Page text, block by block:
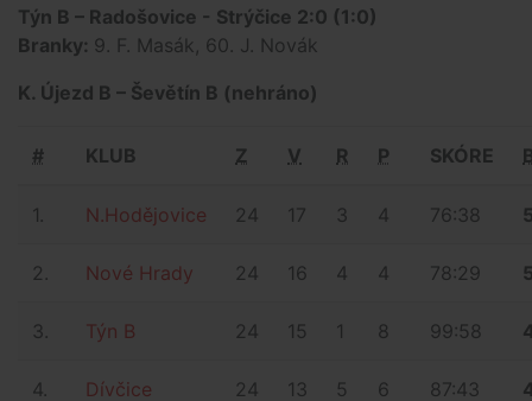
Týn B – Radošovice - Strýčice 2:0 (1:0)
Branky: 9. F. Masák, 60. J. Novák
K. Újezd B – Ševětín B (nehráno)
# KLUB Z V R P SKÓRE
1. N.Hodějovice 24 17 3 4 76:38
2. Nové Hrady 24 16 4 4 78:29
3. Týn B 24 15 1 8 99:58
4. Dívčice 24 13 5 6 87:43